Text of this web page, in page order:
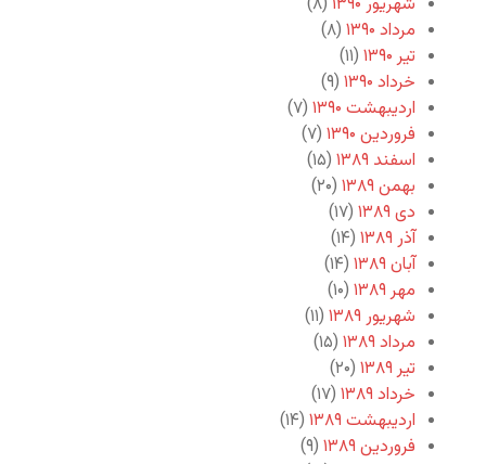
مرداد ۱۳۹۰
(۸)
تیر ۱۳۹۰
(۱۱)
خرداد ۱۳۹۰
(۹)
اردیبهشت ۱۳۹۰
(۷)
فروردین ۱۳۹۰
(۷)
اسفند ۱۳۸۹
(۱۵)
بهمن ۱۳۸۹
(۲۰)
دی ۱۳۸۹
(۱۷)
آذر ۱۳۸۹
(۱۴)
آبان ۱۳۸۹
(۱۴)
مهر ۱۳۸۹
(۱۰)
شهریور ۱۳۸۹
(۱۱)
مرداد ۱۳۸۹
(۱۵)
تیر ۱۳۸۹
(۲۰)
خرداد ۱۳۸۹
(۱۷)
اردیبهشت ۱۳۸۹
(۱۴)
فروردین ۱۳۸۹
(۹)